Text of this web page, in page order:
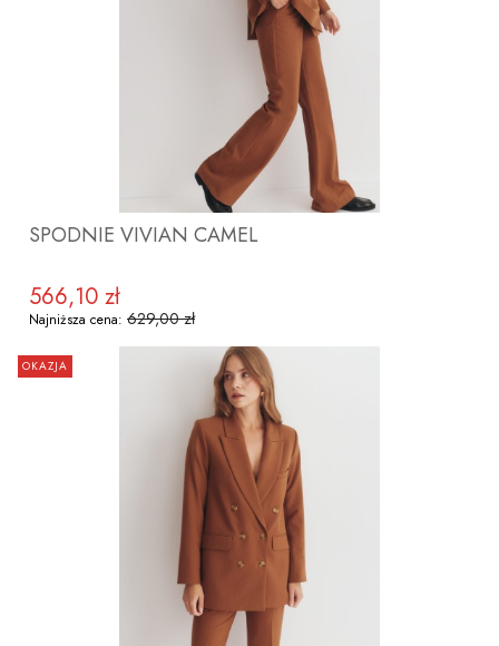
ZOBACZ PRODUKT
SPODNIE VIVIAN CAMEL
Cena promocyjna
566,10 zł
Najniższa cena: 629,00 zł
ZOBACZ PRODUKT
OKAZJA